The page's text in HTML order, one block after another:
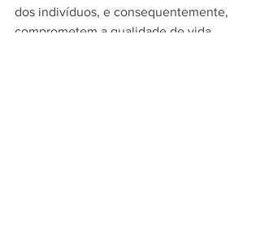
dos indivíduos, e consequentemente,
comprometem a qualidade de vida.